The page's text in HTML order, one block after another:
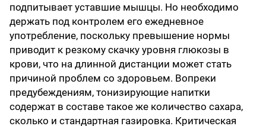
подпитывает уставшие мышцы. Но необходимо
держать под контролем его ежедневное
употребление, поскольку превышение нормы
приводит к резкому скачку уровня глюкозы в
крови, что на длинной дистанции может стать
причиной проблем со здоровьем. Вопреки
предубеждениям, тонизирующие напитки
содержат в составе такое же количество сахара,
сколько и стандартная газировка. Критическая